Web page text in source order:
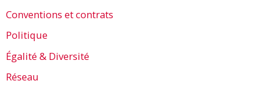
Conventions et contrats
Politique
Égalité & Diversité
Réseau